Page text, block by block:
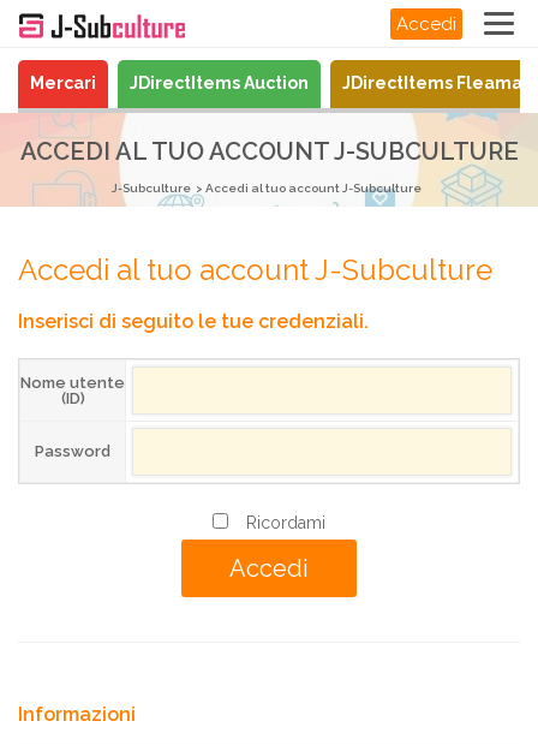
Accedi
Mercari JDirectItems Auction JDirectItems
ACCEDI AL TUO ACCOUNT J-SUBCULTURE
J-Subculture Accedi al tuo account J-Subculture
Accedi al tuo account J-Subculture
Inserisci di seguito le tue credenziali.
Nome utente
(ID)
Password
Ricordami
Informazioni